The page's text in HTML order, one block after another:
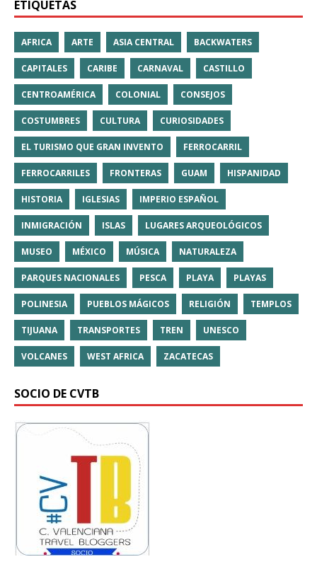
ETIQUETAS
AFRICA ARTE ASIA CENTRAL BACKWATERS
CAPITALES CARIBE CARNAVAL CASTILLO
CENTROAMÉRICA COLONIAL CONSEJOS
COSTUMBRES CULTURA CURIOSIDADES
EL TURISMO QUE GRAN INVENTO FERROCARRIL
FERROCARRILES FRONTERAS GUAM HISPANIDAD
HISTORIA IGLESIAS IMPERIO ESPAÑOL
INMIGRACIÓN ISLAS LUGARES ARQUEOLÓGICOS
MUSEO MÉXICO MÚSICA NATURALEZA
PARQUES NACIONALES PESCA PLAYA PLAYAS
POLINESIA PUEBLOS MÁGICOS RELIGIÓN TEMPLOS
TIJUANA TRANSPORTES TREN UNESCO
VOLCANES WEST AFRICA ZACATECAS
SOCIO DE CVTB